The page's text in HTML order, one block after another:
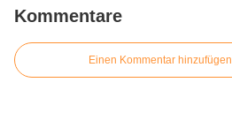
Kommentare
Einen Kommentar hinzufügen